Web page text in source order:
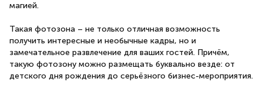
магией.
Такая фотозона – не только отличная возможность
получить интересные и необычные кадры, но и
замечательное развлечение для ваших гостей. Причём,
такую фотозону можно размещать буквально везде: от
детского дня рождения до серьёзного бизнес-мероприятия.